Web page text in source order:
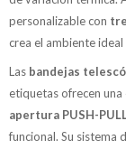
personalizable con
crea el ambiente
Las bandejas
etiquetas ofrecen
apertura PUSH-
funcional. Su sistema